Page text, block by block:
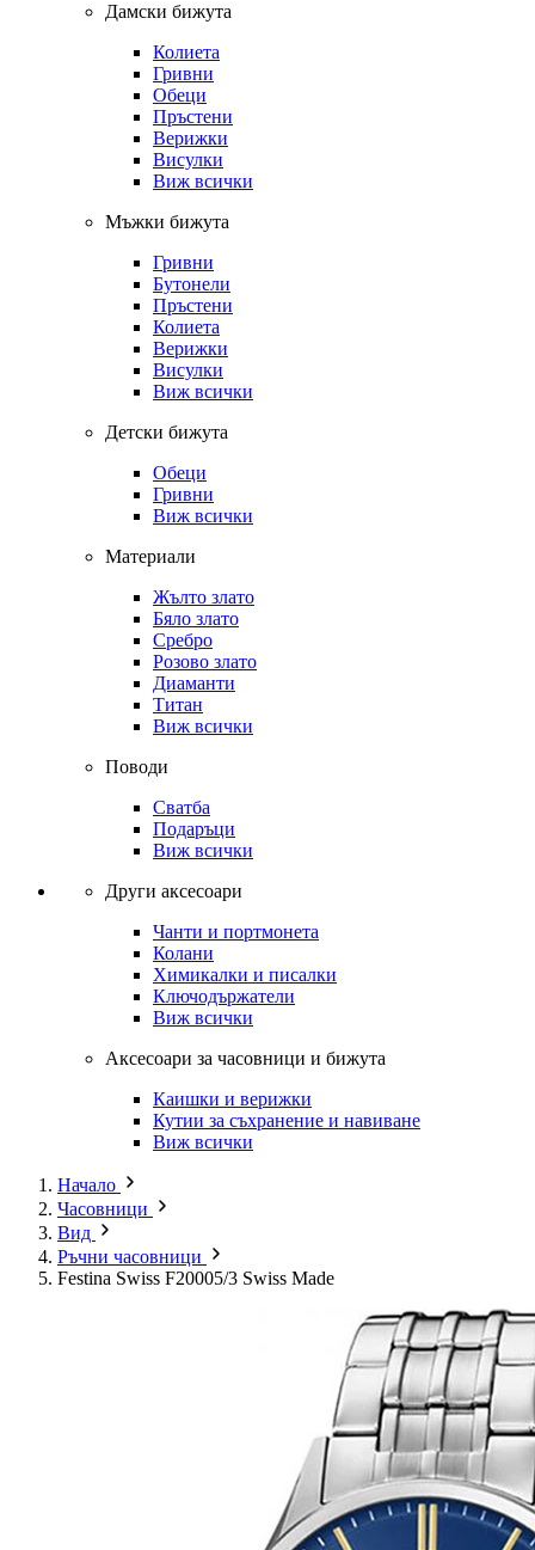
Дамски бижута
Колиета
Гривни
Обеци
Пръстени
Верижки
Висулки
Виж всички
Мъжки бижута
Гривни
Бутонели
Пръстени
Колиета
Верижки
Висулки
Виж всички
Детски бижута
Обеци
Гривни
Виж всички
Материали
Жълто злато
Бяло злато
Сребро
Розово злато
Диаманти
Титан
Виж всички
Поводи
Сватба
Подаръци
Виж всички
Други аксесоари
Чанти и портмонета
Колани
Химикалки и писалки
Ключодържатели
Виж всички
Аксесоари за часовници и бижута
Каишки и верижки
Кутии за съхранение и навиване
Виж всички
Начало
Часовници
Вид
Ръчни часовници
Festina Swiss F20005/3 Swiss Made